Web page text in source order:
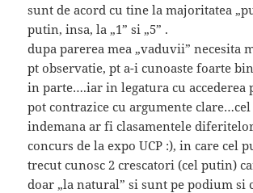
sunt de acord cu tine la majoritatea
putin, insa, la „1” si „5” .
dupa parerea mea „vaduvii” necesita
pt observatie, pt a-i cunoaste foarte
in parte….iar in legatura cu accederea
pot contrazice cu argumente
indemana ar fi clasamentele
concurs de la expo UCP :), in care cel
trecut cunosc 2 crescatori (cel putin)
doar „la natural” si sunt pe podium si